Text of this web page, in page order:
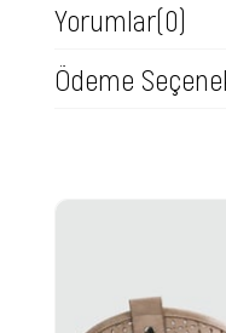
Yorumlar(0)
Ödeme